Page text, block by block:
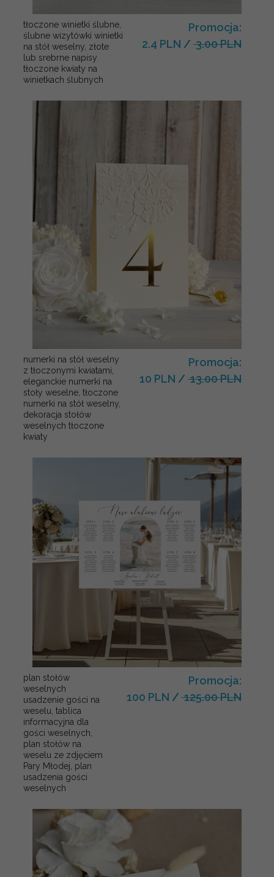
tłoczone winietki ślubne,
ślubne wizytówki winietki
na stół weselny, złote
lub srebrne napisy
tłoczone kwiaty na
winietkach ślubnych
Promocja:
2.4 PLN / 3.00 PLN
numerki na stół weselny
z tłoczonymi kwiatami,
eleganckie numerki na
stoły weselne, tłoczone
numerki na stół weselny,
dekoracja stołów
weselnych tłoczone
kwiaty
Promocja:
10 PLN / 13.00 PLN
plan stołów
weselnych
usadzenie gości na
weselu, tablica
informacyjna dla
gości weselnych,
plan stołów na
weselu ze zdjęciem
Pary Młodej, plan
usadzenia gości
weselnych
Promocja:
100 PLN / 125.00 PLN